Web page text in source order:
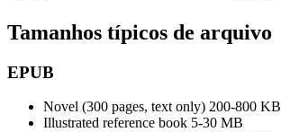
Tamanhos típicos de arquivo
EPUB
Novel (300 pages, text only) 200-800 KB
Illustrated reference book 5-30 MB